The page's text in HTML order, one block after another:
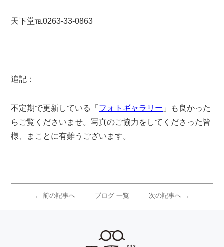
天下堂℡0263-33-0863
追記：
不定期で更新している「 フォトギャラリー 」も良かった
らご覧くださいませ。写真のご協力をしてくださった皆
様、まことに有難うございます。
← 前の記事へ ブログ 一覧 次の記事へ →